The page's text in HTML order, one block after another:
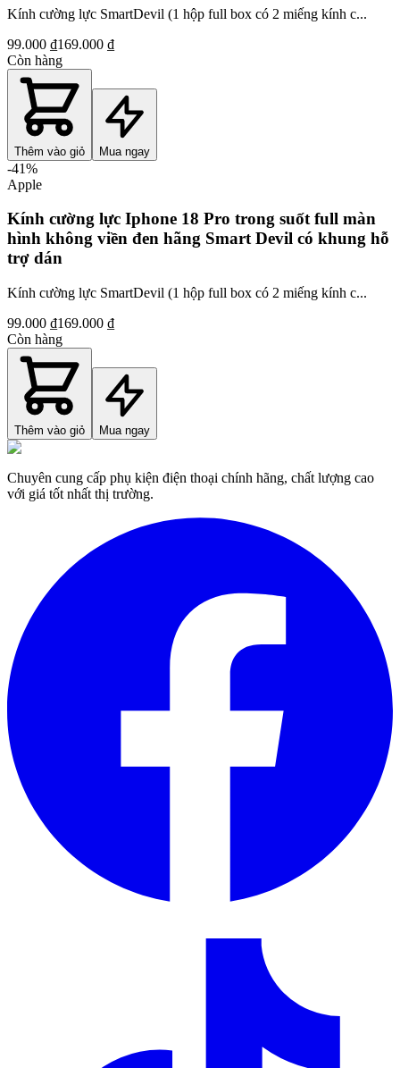
Kính cường lực SmartDevil (1 hộp full box có 2 miếng kính c...
99.000 ₫169.000 ₫
Còn hàng
Thêm vào giỏ Mua ngay
-41%
Apple
Kính cường lực Iphone 18 Pro trong suốt full màn
hình không viền đen hãng Smart Devil có khung hỗ
trợ dán
Kính cường lực SmartDevil (1 hộp full box có 2 miếng kính c...
99.000 ₫169.000 ₫
Còn hàng
Thêm vào giỏ Mua ngay
Chuyên cung cấp phụ kiện điện thoại chính hãng, chất lượng cao
với giá tốt nhất thị trường.